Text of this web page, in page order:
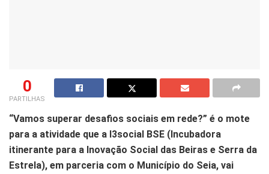
0
PARTILHAS
“Vamos superar desafios sociais em rede?” é o mote
para a atividade que a I3social BSE (Incubadora
itinerante para a Inovação Social das Beiras e Serra da
Estrela), em parceria com o Município do Seia, vai